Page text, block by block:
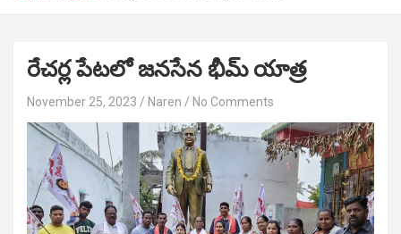
రేచర్ల పేటలో జనసేన భీమ్ యాత్ర
November 25, 2023 Naren No Comments